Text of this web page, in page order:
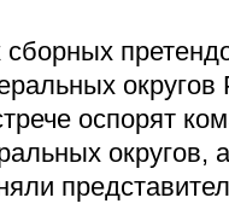
оспорят
округов,